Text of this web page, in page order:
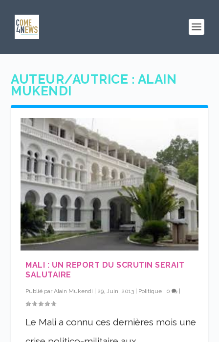
AUTEUR/AUTRICE : ALAIN
MUKENDI
MALI : UN REPORT DU SCRUTIN SERAIT
SALUTAIRE
Publié parAlain Mukendi 29, Juin, 2013 Politique 0
Le Mali a connu ces dernières mois une